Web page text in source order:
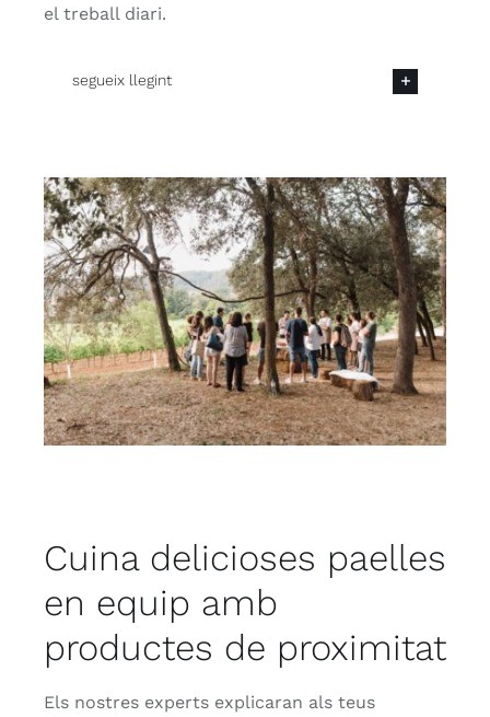
el treball diari.
segueix llegint
Cuina delicioses paelles
en equip amb
productes de proximitat
Els nostres experts explicaran als teus